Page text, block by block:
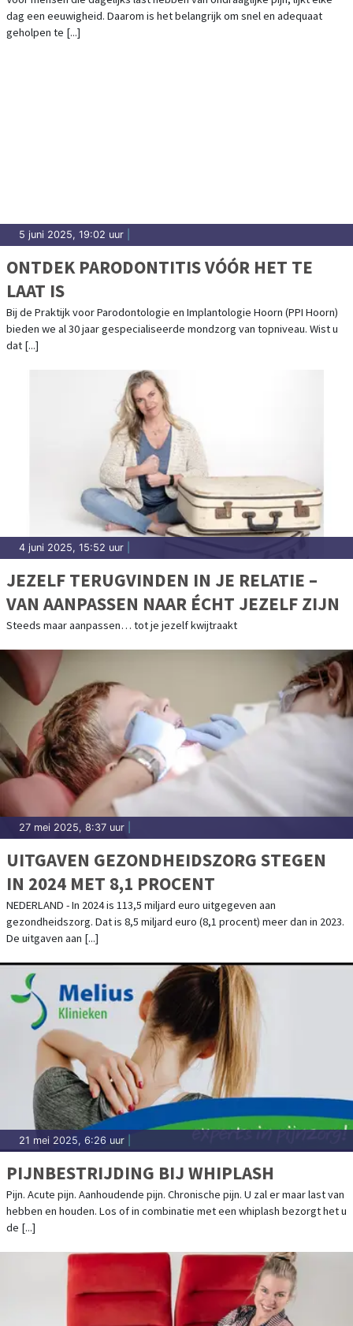
dag een eeuwigheid. Daarom is het belangrijk om snel en adequaat
geholpen te [...]
5 juni 2025, 19:02 uur
ONTDEK PARODONTITIS VÓÓR HET TE
LAAT IS
Bij de Praktijk voor Parodontologie en Implantologie Hoorn (PPI Hoorn)
bieden we al 30 jaar gespecialiseerde mondzorg van topniveau. Wist u
dat [...]
4 juni 2025, 15:52 uur
JEZELF TERUGVINDEN IN JE RELATIE –
VAN AANPASSEN NAAR ÉCHT JEZELF ZIJN
Steeds maar aanpassen… tot je jezelf kwijtraakt
27 mei 2025, 8:37 uur
UITGAVEN GEZONDHEIDSZORG STEGEN
IN 2024 MET 8,1 PROCENT
NEDERLAND - In 2024 is 113,5 miljard euro uitgegeven aan
gezondheidszorg. Dat is 8,5 miljard euro (8,1 procent) meer dan in 2023.
De uitgaven aan [...]
21 mei 2025, 6:26 uur
PIJNBESTRIJDING BIJ WHIPLASH
Pijn. Acute pijn. Aanhoudende pijn. Chronische pijn. U zal er maar last van
hebben en houden. Los of in combinatie met een whiplash bezorgt het u
de [...]